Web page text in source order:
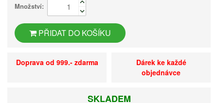
Množství:
PŘIDAT DO KOŠÍKU
Doprava od 999.- zdarma
Dárek ke každé
objednávce
SKLADEM